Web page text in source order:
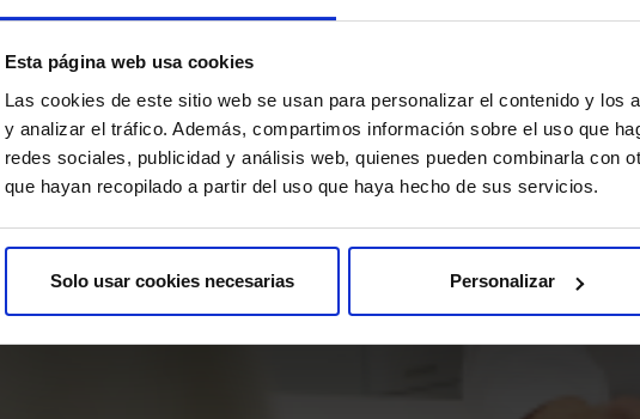
Esta página web usa cookies
Las cookies de este sitio web se usan para personalizar el contenido y los
y analizar el tráfico. Además, compartimos información sobre el uso que
redes sociales, publicidad y análisis web, quienes pueden combinarla con
que hayan recopilado a partir del uso que haya hecho de sus servicios.
Solo usar cookies necesarias Personalizar